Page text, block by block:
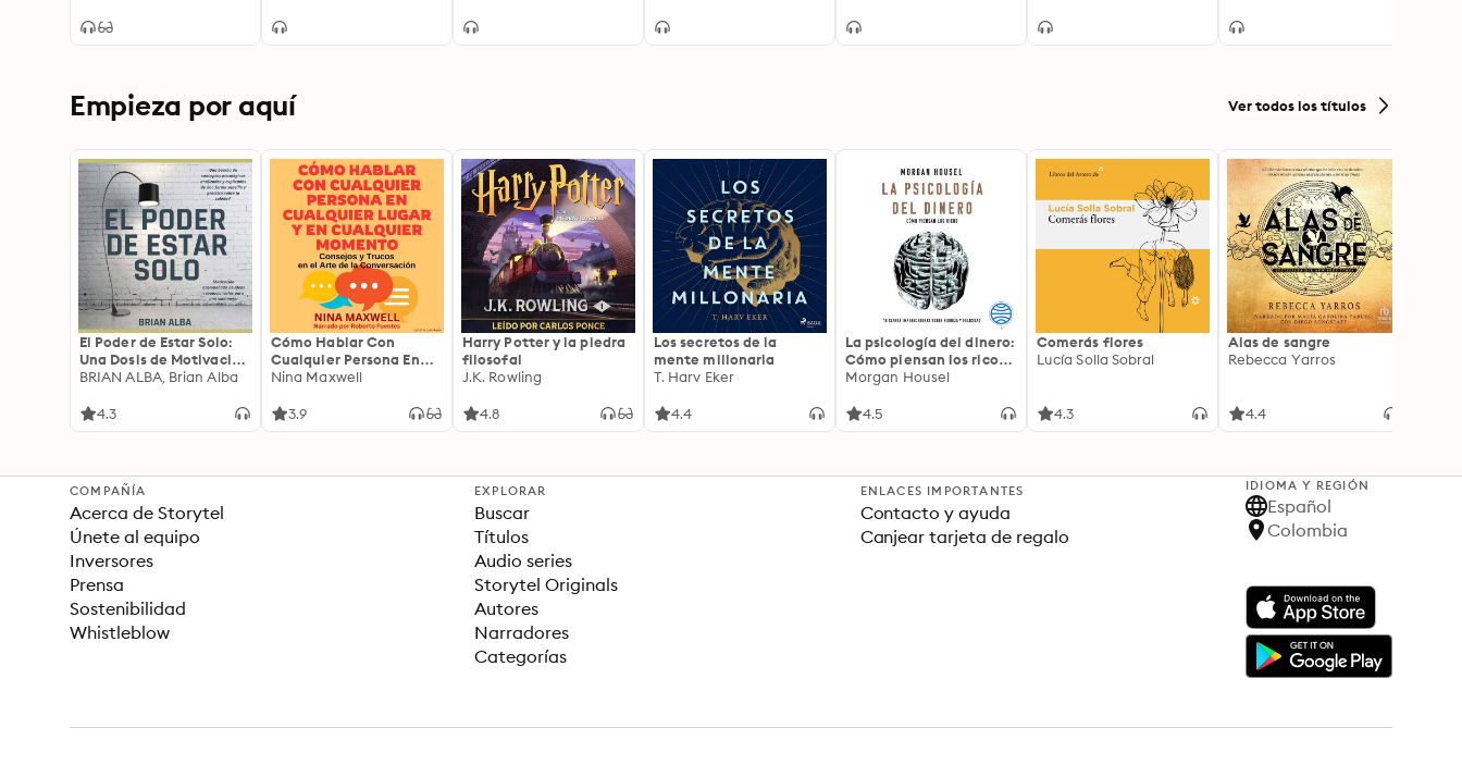
Empire
Empieza por aquí Ver todos los títulos
El Poder de Estar Solo:
Una Dosis de Motivación
Acompañada de Ideas
una Vida Mejor
BRIAN ALBA, Brian Alba
4.3
Cómo Hablar Con
Cualquier Persona En
Cualquier Lugar Y En
Nina Maxwell
3.9
Harry Potter y la piedra
filosofal
J.K. Rowling
4.8
Los secretos de la
mente millonaria
T. Harv Eker
4.4
La psicología del dinero:
Cómo piensan los ricos:
18 claves imperecederas
Morgan Housel
4.5
Comerás flores
Lucía Solla Sobral
4.3
Alas de sangre
Rebecca Yarros
4.4
COMPAÑÍA
Acerca de Storytel
Únete al equipo
Inversores
Prensa
Sostenibilidad
Whistleblow
EXPLORAR
Buscar
Títulos
Audio series
Storytel Originals
Autores
Narradores
Categorías
ENLACES IMPORTANTES
Contacto y ayuda
Canjear tarjeta de regalo
IDIOMA Y REGIÓN
Español
Colombia